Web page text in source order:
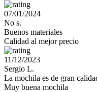
07/01/2024
No s.
Buenos materiales
Calidad al mejor precio
11/12/2023
Sergio L.
La mochila es de gran
Muy buena mochila